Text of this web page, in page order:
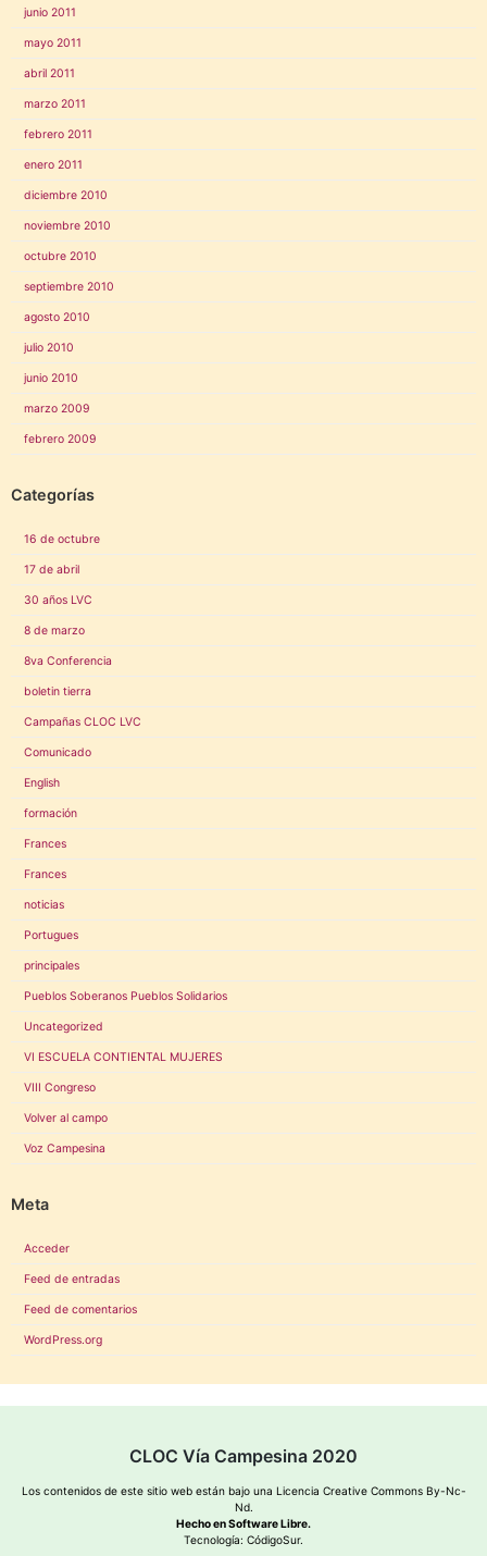
junio 2011
mayo 2011
abril 2011
marzo 2011
febrero 2011
enero 2011
diciembre 2010
noviembre 2010
octubre 2010
septiembre 2010
agosto 2010
julio 2010
junio 2010
marzo 2009
febrero 2009
Categorías
16 de octubre
17 de abril
30 años LVC
8 de marzo
8va Conferencia
boletin tierra
Campañas CLOC LVC
Comunicado
English
formación
Frances
Frances
noticias
Portugues
principales
Pueblos Soberanos Pueblos Solidarios
Uncategorized
VI ESCUELA CONTIENTAL MUJERES
VIII Congreso
Volver al campo
Voz Campesina
Meta
Acceder
Feed de entradas
Feed de comentarios
WordPress.org
CLOC Vía Campesina 2020
Los contenidos de este sitio web están bajo una Licencia Creative Commons By-Nc-
Nd.
Hecho en Software Libre.
Tecnología: CódigoSur.